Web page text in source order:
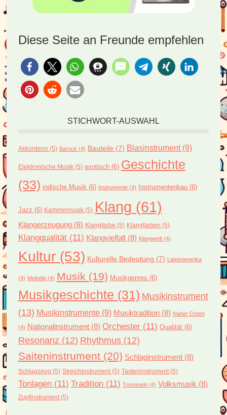
Diese Seite an Freunde empfehlen
STICHWORT-AUSWAHL
Akkordeon (5) Barock (4) Bauteile (7) Blasinstrument(9)
Elektronische Musik(5) exotisch(6) Geschichte
(33) indische Musik (6) Instrumente(4) Instrumentenbau(6)
Jazz (6) Kammermusik(5) Klang (61)
Klangerzeugung(8) Klangfarbe (5) Klangfarben (5)
Klangqualität(11) Klangvielfalt(8) Klangwelt(4)
Kultur(53) Kulturelle Bedeutung (7) Lateinamerika
(4) Melodie(4) Musik (19) Musikgenres (6)
Musikgeschichte (31) Musikinstrument
(13) Musikinstrumente(9) Musiktradition(8) Naher Osten
(4) Nationalinstrument(8) Orchester(11) Qualität(6)
Resonanz (12) Rhythmus(12)
Saiteninstrument(20) Schlaginstrument(8)
Schlagzeug (5) Streichinstrument(5) Tasteninstrument(5)
Tonlagen(11) Tradition(11) Trommeln(4) Volksmusik (8)
Zupfinstrument(5)